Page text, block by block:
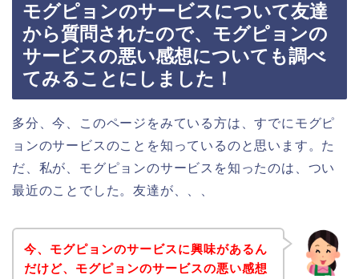
モグピョンのサービスについて友達
から質問されたので、モグピョンの
サービスの悪い感想についても調べ
てみることにしました！
多分、今、このページをみている方は、すでにモグピ
ョンのサービスのことを知っているのと思います。た
だ、私が、モグピョンのサービスを知ったのは、つい
最近のことでした。友達が、、、
今、モグピョンのサービスに興味があるん
だけど、モグピョンのサービスの悪い感想